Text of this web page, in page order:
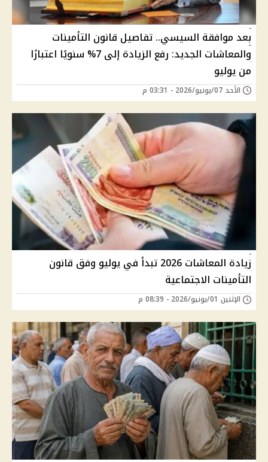
بعد موافقة السيسي.. تفاصيل قانون التأمينات
والمعاشات الجديد: رفع الزيادة إلى 7% سنويًا اعتبارًا
من يوليو
الأحد 07/يونيو/2026 - 03:31 م
زيادة المعاشات 2026 تبدأ في يوليو وفق قانون
التأمينات الاجتماعية
الإثنين 01/يونيو/2026 - 08:39 م